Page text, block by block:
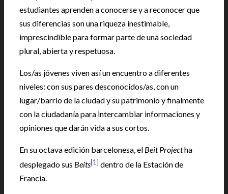
estudiantes aprenden a conocerse y a reconocer que
sus diferencias son una riqueza inestimable,
imprescindible para formar parte de una sociedad
plural, abierta y respetuosa.
Los/as jóvenes viven así un encuentro a diferentes
niveles: con sus pares desconocidos/as, con un
lugar/barrio de la ciudad y su patrimonio y finalmente
con la ciudadanía para intercambiar informaciones y
opiniones que darán vida a sus cortos.
En su octava edición barcelonesa, el Beit Projectha
desplegado sus Beits[1] dentro de la Estación de
Francia.